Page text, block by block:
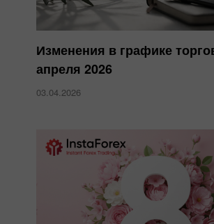
Изменения в графике
апреля 2026
03.04.2026